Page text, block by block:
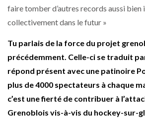
faire tomber d’autres records aussi
collectivement dans le futur »
Tu parlais de la force du projet
précédemment. Celle-ci se traduit
répond présent avec une patinoire
plus de 4000 spectateurs à chaque
c’est une fierté de contribuer à
Grenoblois vis-à-vis du hockey-sur-